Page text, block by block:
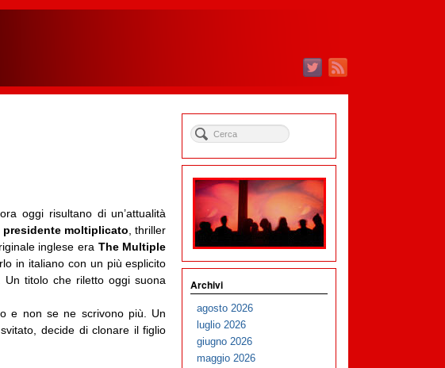
oggi risultano di un’attualità
presidente moltiplicato, thriller
inglese era The Multiple
in italiano con un più esplicito
Un titolo che riletto oggi suona
e non se ne scrivono più. Un
decide di clonare il figlio
Archivi
agosto 2026
luglio 2026
giugno 2026
maggio 2026